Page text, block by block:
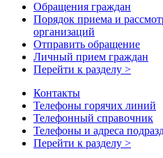
Обращения граждан
Порядок приема и
организаций
Отправить обращение
Личный прием граждан
Перейти к разделу >
Контакты
Телефоны горячих линий
Телефонный справочник
Телефоны и адреса
Перейти к разделу >